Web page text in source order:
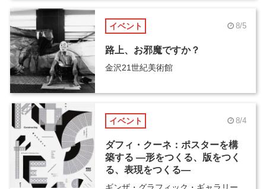
イベント 8/5
路上、お邪魔ですか？
金沢21世紀美術館
イベント 8/4
ダフィ・クーネ：ポスターを構
築する ―形をつくる、版をつく
る、表現をつくる―
ギンザ・グラフィック・ギャラリー